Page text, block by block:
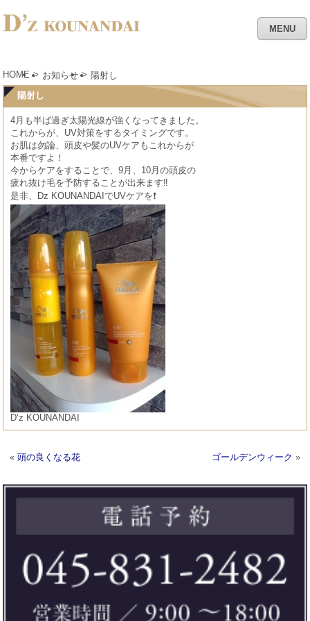
MENU
HOME > お知らせ > 陽射し
陽射し
4月も半ば過ぎ太陽光線が強くなってきました。
これからが、UV対策をするタイミングです。
お肌は勿論、頭皮や髪のUVケアもこれからが
本番ですよ！
今からケアをすることで、9月、10月の頭皮の
疲れ抜け毛を予防することが出来ます‼︎
是非、Dz KOUNANDAIでUVケアを❗️
D’z KOUNANDAI
«頭の良くなる花 ゴールデンウィーク »